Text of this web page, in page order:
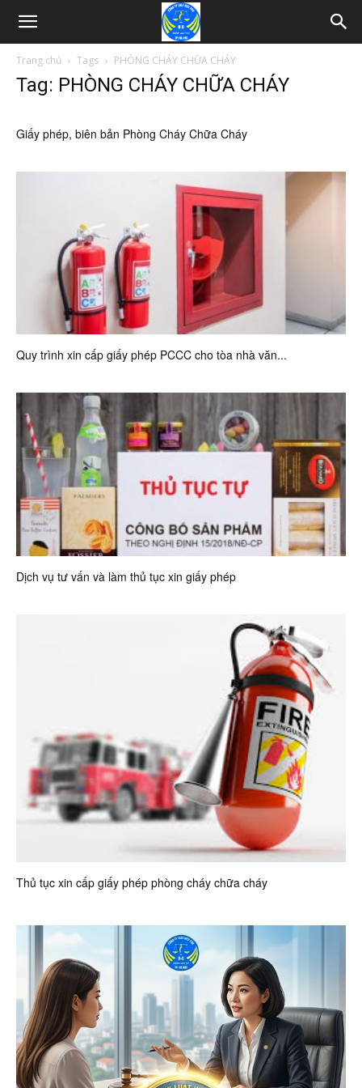
Trang chủ Tags PHÒNG CHÁY CHỮA CHÁY
Tag: PHÒNG CHÁY CHỮA CHÁY
Giấy phép, biên bản Phòng Cháy Chữa Cháy
Quy trình xin cấp giấy phép PCCC cho tòa nhà văn...
Dịch vụ tư vấn và làm thủ tục xin giấy phép
Thủ tục xin cấp giấy phép phòng cháy chữa cháy